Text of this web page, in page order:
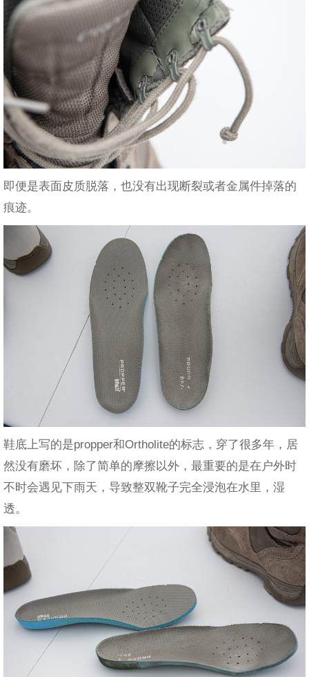
即便是表面皮质脱落，也没有出现断裂或者金属件掉落的
痕迹。
鞋底上写的是propper和Ortholite的标志，穿了很多年，居
然没有磨坏，除了简单的摩擦以外，最重要的是在户外时
不时会遇见下雨天，导致整双靴子完全浸泡在水里，湿
透。